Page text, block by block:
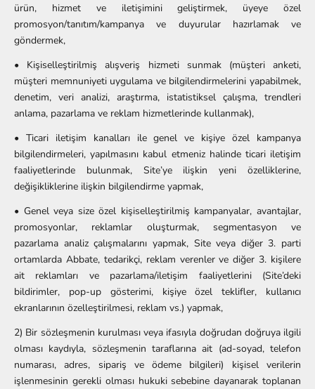
ürün, hizmet ve iletişimini geliştirmek, üyeye özel
promosyon/tanıtım/kampanya ve duyurular hazırlamak ve
göndermek,
• Kişiselleştirilmiş alışveriş hizmeti sunmak (müşteri anketi,
müşteri memnuniyeti uygulama ve bilgilendirmelerini yapabilmek,
denetim, veri analizi, araştırma, istatistiksel çalışma, trendleri
anlama, pazarlama ve reklam hizmetlerinde kullanmak),
• Ticari iletişim kanalları ile genel ve kişiye özel kampanya
bilgilendirmeleri, yapılmasını kabul etmeniz halinde ticari iletişim
faaliyetlerinde bulunmak, Site’ye ilişkin yeni özelliklerine,
değişikliklerine ilişkin bilgilendirme yapmak,
• Genel veya size özel kişiselleştirilmiş kampanyalar, avantajlar,
promosyonlar, reklamlar oluşturmak, segmentasyon ve
pazarlama analiz çalışmalarını yapmak, Site veya diğer 3. parti
ortamlarda Abbate, tedarikçi, reklam verenler ve diğer 3. kişilere
ait reklamları ve pazarlama/iletişim faaliyetlerini (Site’deki
bildirimler, pop-up gösterimi, kişiye özel teklifler, kullanıcı
ekranlarının özelleştirilmesi, reklam vs.) yapmak,
2) Bir sözleşmenin kurulması veya ifasıyla doğrudan doğruya ilgili
olması kaydıyla, sözleşmenin taraflarına ait (ad-soyad, telefon
numarası, adres, sipariş ve ödeme bilgileri) kişisel verilerin
işlenmesinin gerekli olması hukuki sebebine dayanarak toplanan